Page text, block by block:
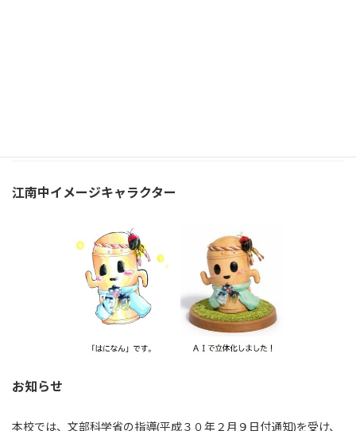
江南中イメージキャラクター
お知らせ
本校では、文部科学省の指導(平成３０年２月９日付通知)を受け、